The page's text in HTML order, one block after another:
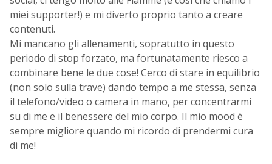
miei supporter!) e mi diverto proprio tanto a creare
contenuti.
Mi mancano gli allenamenti, sopratutto in questo
periodo di stop forzato, ma fortunatamente riesco a
combinare bene le due cose! Cerco di stare in equilibrio
(non solo sulla trave) dando tempo a me stessa, senza
il telefono/video o camera in mano, per concentrarmi
su di me e il benessere del mio corpo. Il mio mood è
sempre migliore quando mi ricordo di prendermi cura
di me!